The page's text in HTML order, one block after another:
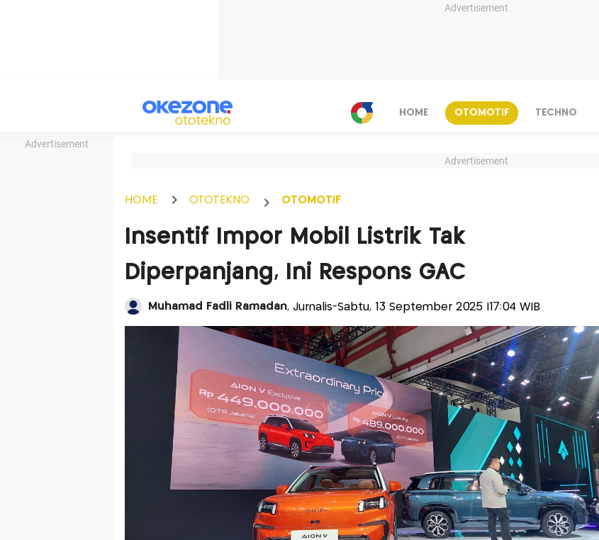
Advertisement
Advertisement
HOME OTOMOTIF TECHNO
Advertisement
HOME OTOTEKNO OTOMOTIF
Insentif Impor Mobil Listrik Tak
Diperpanjang, Ini Respons GAC
Muhamad Fadli Ramadan, Jurnalis-Sabtu, 13 September 2025 |17:04 WIB